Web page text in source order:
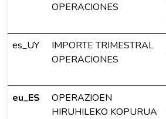
OPERACIONES
es_UY
IMPORTE TRIMESTRAL
OPERACIONES
eu_ES
OPERAZIOEN
HIRUHILEKO KOPURUA